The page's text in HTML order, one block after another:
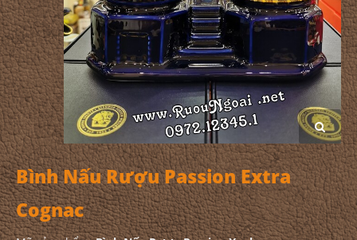
Bình Nấu Rượu Passion Extra
Cognac